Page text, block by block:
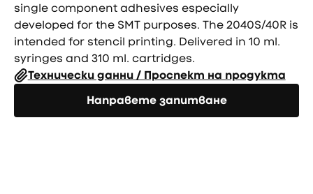
single component adhesives especially
developed for the SMT purposes. The 2040S/40R is
intended for stencil printing. Delivered in 10 ml.
syringes and 310 ml. cartridges.
Технически данни / Проспект на продукта
Направете запитване
Направете запитване